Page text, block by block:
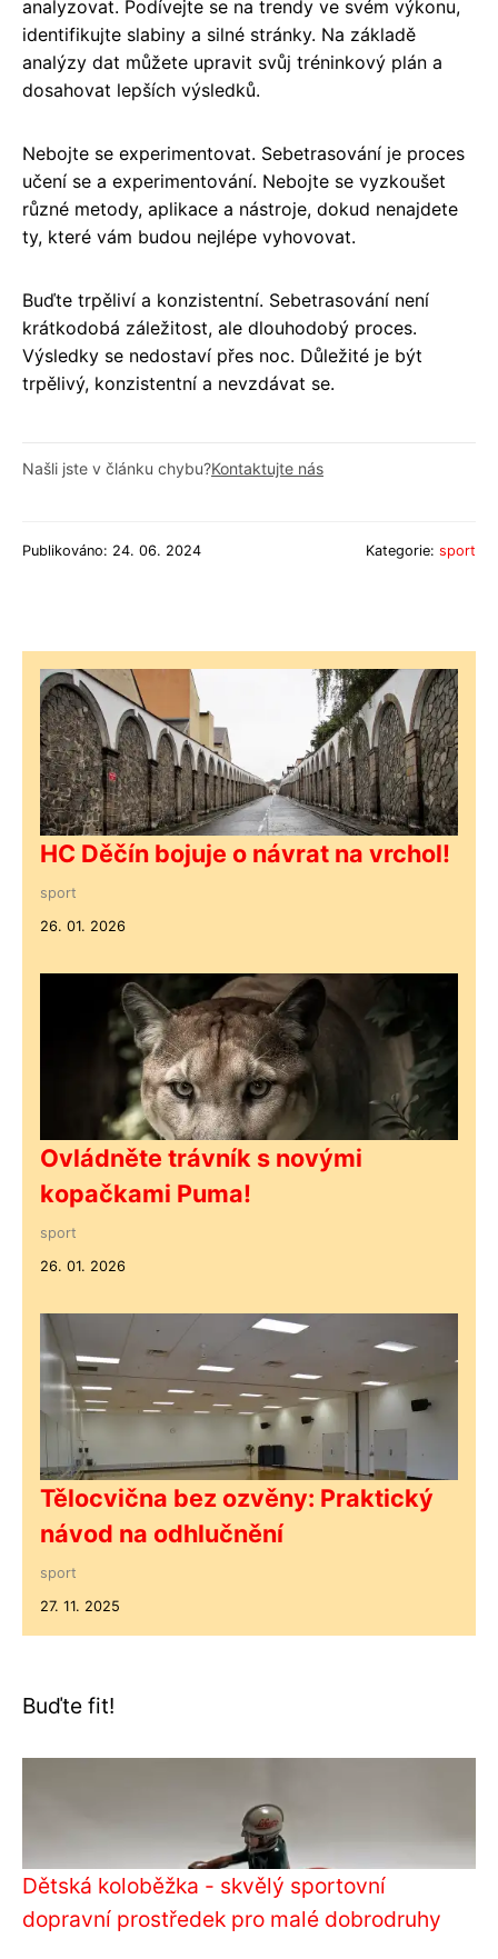
analyzovat. Podívejte se na trendy ve svém výkonu,
identifikujte slabiny a silné stránky. Na základě
analýzy dat můžete upravit svůj tréninkový plán a
dosahovat lepších výsledků.
Nebojte se experimentovat. Sebetrasování je proces
učení se a experimentování. Nebojte se vyzkoušet
různé metody, aplikace a nástroje, dokud nenajdete
ty, které vám budou nejlépe vyhovovat.
Buďte trpěliví a konzistentní. Sebetrasování není
krátkodobá záležitost, ale dlouhodobý proces.
Výsledky se nedostaví přes noc. Důležité je být
trpělivý, konzistentní a nevzdávat se.
Našli jste v článku chybu?Kontaktujte nás
Publikováno: 24. 06. 2024 Kategorie: sport
HC Děčín bojuje o návrat na vrchol!
sport
26. 01. 2026
Ovládněte trávník s novými
kopačkami Puma!
sport
26. 01. 2026
Tělocvična bez ozvěny: Praktický
návod na odhlučnění
sport
27. 11. 2025
Buďte fit!
Dětská koloběžka - skvělý sportovní
dopravní prostředek pro malé dobrodruhy